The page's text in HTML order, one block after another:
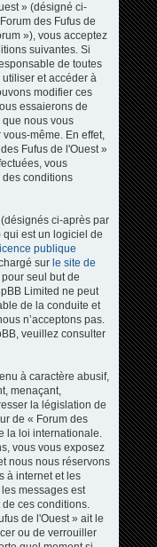
» (désigné ci-
des Fufus de
»), vous acceptez
suivantes. Si
de toutes
et accéder à
modifier ces
essaierons de
nous vous
même. En effet,
Fufus de l'Ouest »
vous
des conditions
ci-après par
est un logiciel de
licence publique
sur le site de
seul but de
Limited ne peut
de la conduite et
n’acceptons pas.
veuillez consulter
à caractère abusif,
menaçant,
la législation de
de « Forum des
la loi internationale.
vous vous exposez
nous nous réservons
à internet et les
messages est
ces conditions.
de l'Ouest » ait le
ou de verrouiller